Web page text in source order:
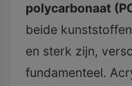
polycarbonaat
beide
en sterk zijn,
fundamenteel.